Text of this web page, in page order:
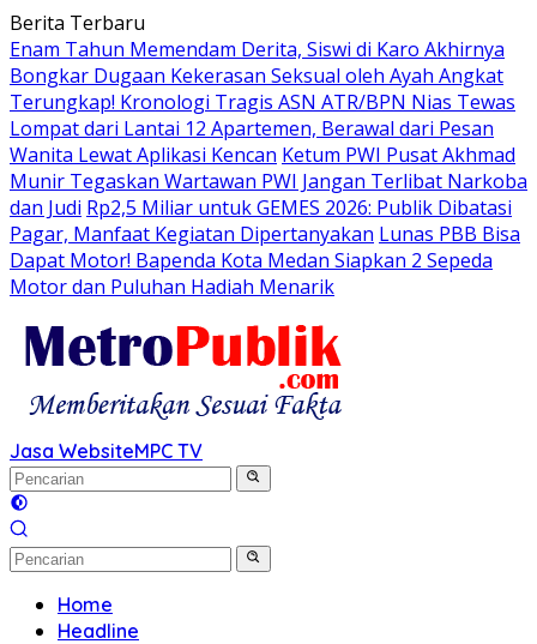
Langsung
ke
konten
Berita Terbaru
Enam Tahun Memendam Derita, Siswi di Karo Akhirnya
Bongkar Dugaan Kekerasan Seksual oleh Ayah Angkat
Terungkap! Kronologi Tragis ASN ATR/BPN Nias Tewas
Lompat dari Lantai 12 Apartemen, Berawal dari Pesan
Wanita Lewat Aplikasi Kencan Ketum PWI Pusat Akhmad
Munir Tegaskan Wartawan PWI Jangan Terlibat Narkoba
dan Judi Rp2,5 Miliar untuk GEMES 2026: Publik Dibatasi
Pagar, Manfaat Kegiatan Dipertanyakan Lunas PBB Bisa
Dapat Motor! Bapenda Kota Medan Siapkan 2 Sepeda
Motor dan Puluhan Hadiah Menarik
Jasa WebsiteMPC TV
Home
Headline